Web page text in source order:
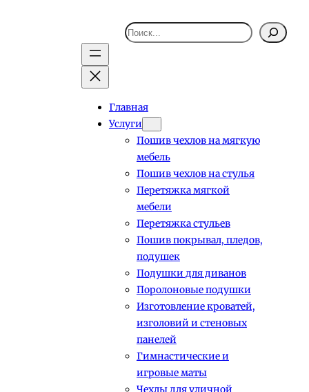
Поиск
Главная
Услуги
Пошив чехлов на мягкую
мебель
Пошив чехлов на стулья
Перетяжка мягкой
мебели
Перетяжка стульев
Пошив покрывал, пледов,
подушек
Подушки для диванов
Поролоновые подушки
Изготовление кроватей,
изголовий и стеновых
панелей
Гимнастические и
игровые маты
Чехлы для уличной